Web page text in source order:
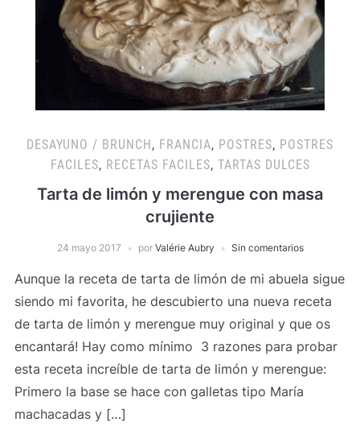
DESAYUNO / BRUNCH , FRANCIA, POSTRES, POSTRES
FACILES, RECETAS FACILES, TARTAS DULCES
Tarta de limón y merengue con masa
crujiente
24 mayo 2017 por Valérie Aubry Sin comentarios
Aunque la receta de tarta de limón de mi abuela sigue
siendo mi favorita, he descubierto una nueva receta
de tarta de limón y merengue muy original y que os
encantará! Hay como mínimo 3 razones para probar
esta receta increíble de tarta de limón y merengue:
Primero la base se hace con galletas tipo María
machacadas y […]